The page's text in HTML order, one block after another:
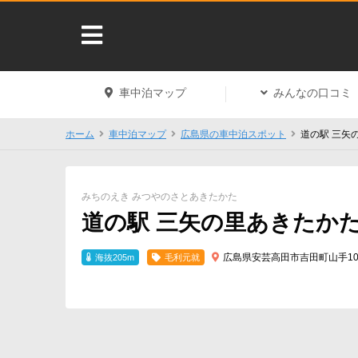
車中泊マップ みんなの口コミ
ホーム 車中泊マップ 広島県の車中泊スポット 道の駅 三矢
みちのえき みつやのさとあきたかた
道の駅 三矢の里あきたか
海抜205m 毛利元就 広島県安芸高田市吉田町山手